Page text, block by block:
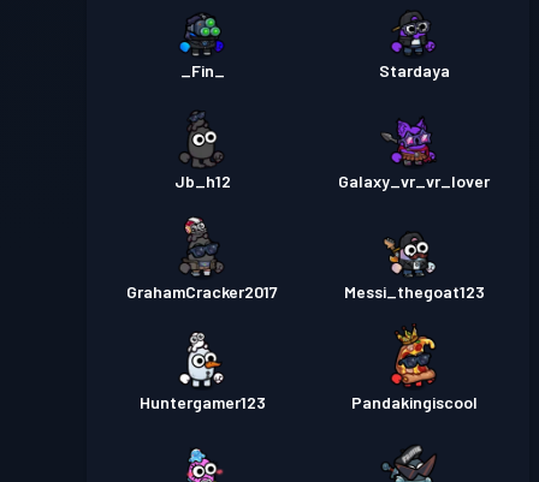
_Fin_ Stardaya
Jb_h12 Galaxy_vr_vr_lover
GrahamCracker2017 Messi_thegoat123
Huntergamer123 Pandakingiscool